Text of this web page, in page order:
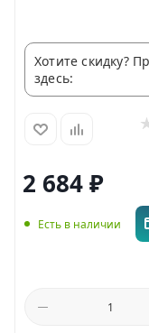
Хотите скидку?
здесь:
2 684₽
Есть в наличии